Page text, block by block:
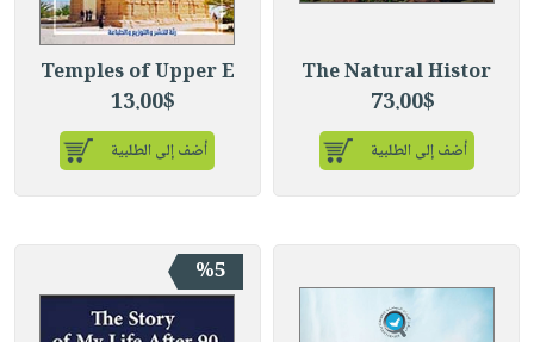
The Natural Histor
73.00$
أضف إلى الطلبية
Temples of Upper E
13.00$
أضف إلى الطلبية
%5